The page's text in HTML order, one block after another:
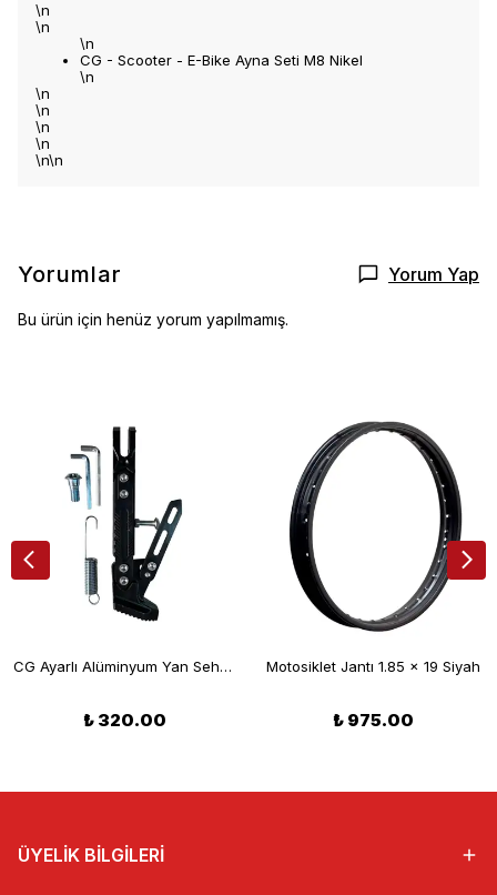
\n
\n
\n
CG - Scooter - E-Bike Ayna Seti M8 Nikel
\n
\n
\n
\n
\n
\n\n
Yorumlar Yorum Yap
Bu ürün için henüz yorum yapılmamış.
CG Ayarlı Alüminyum Yan Sehpa Seti Siyah
₺ 320.00
Motosiklet Jantı 1.85 x 19 Siyah
₺ 975.00
ÜYELİK BİLGİLERİ